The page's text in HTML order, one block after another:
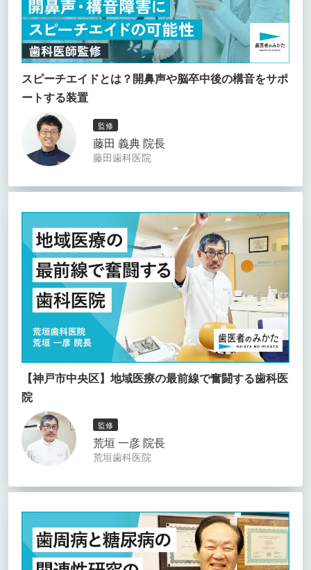
スピーチエイドとは？開鼻声や脳卒中後の構音をサポ
ートする装置
監修
藤田 義典 院長
藤田歯科医院
【神戸市中央区】地域医療の最前線で奮闘する歯科医
院
監修
荒垣 一彦 院長
荒垣歯科医院